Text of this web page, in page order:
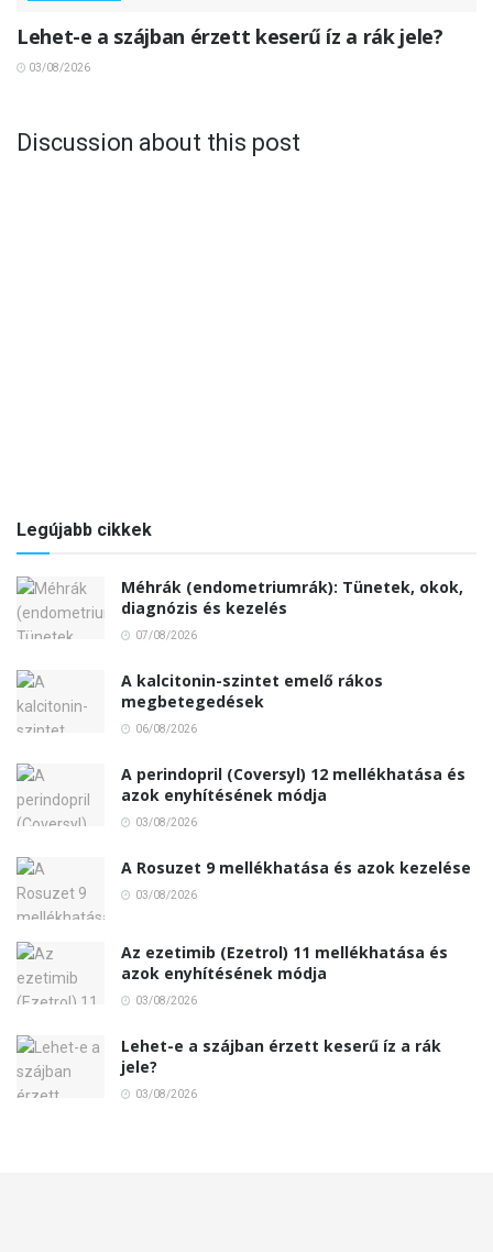
Lehet-e a szájban érzett keserű íz a rák jele?
03/08/2026
Discussion about this post
Legújabb cikkek
Méhrák (endometriumrák): Tünetek, okok,
diagnózis és kezelés
07/08/2026
A kalcitonin-szintet emelő rákos
megbetegedések
06/08/2026
A perindopril (Coversyl) 12 mellékhatása és
azok enyhítésének módja
03/08/2026
A Rosuzet 9 mellékhatása és azok kezelése
03/08/2026
Az ezetimib (Ezetrol) 11 mellékhatása és
azok enyhítésének módja
03/08/2026
Lehet-e a szájban érzett keserű íz a rák
jele?
03/08/2026